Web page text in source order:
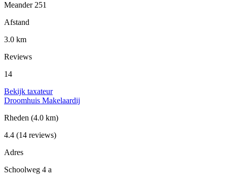
Meander 251
Afstand
3.0 km
Reviews
14
Bekijk taxateur
Droomhuis Makelaardij
Rheden (4.0 km)
4.4 (14 reviews)
Adres
Schoolweg 4 a